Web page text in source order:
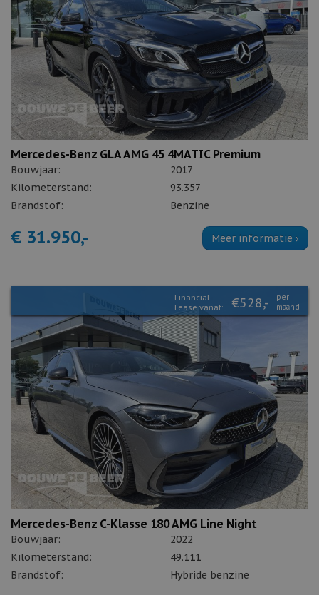
Mercedes-Benz GLA AMG 45 4MATIC Premium
Bouwjaar:
2017
Kilometerstand:
93.357
Brandstof:
Benzine
€ 31.950,- Meer informatie ›
Financial
Lease vanaf:
€528,-
per
maand
Mercedes-Benz C-Klasse 180 AMG Line Night
Bouwjaar:
2022
Kilometerstand:
49.111
Brandstof:
Hybride benzine